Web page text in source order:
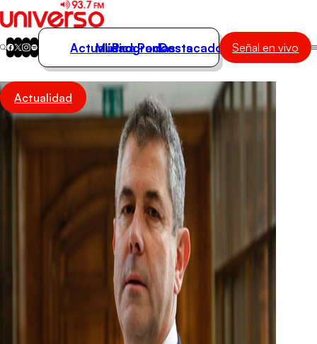
Actualidad
Música
Programas
Destacados
Actualidad
Música
Programas
Podcasts
Destacados Señal en vivo
Actualidad